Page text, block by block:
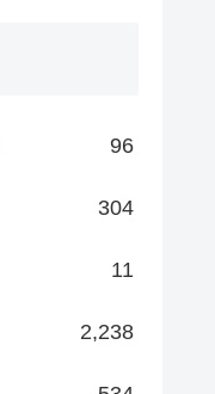
96
304
11
2,238